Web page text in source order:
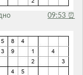
09:53 ⏰